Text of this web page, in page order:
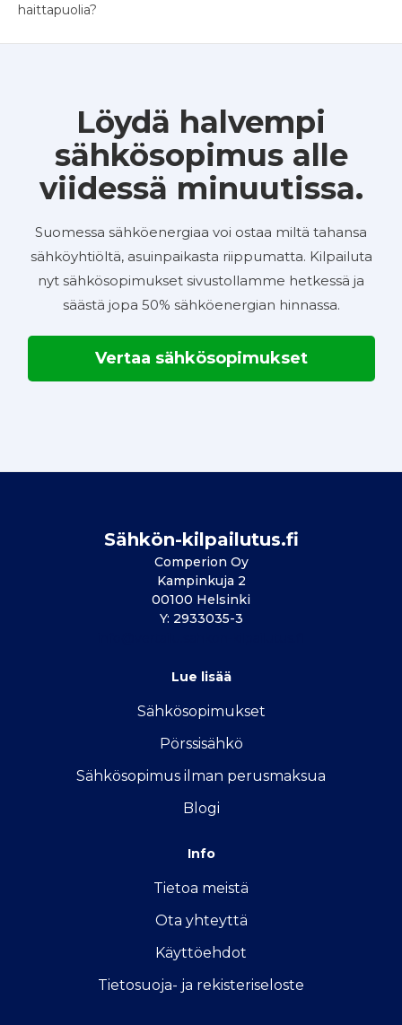
haittapuolia?
Löydä halvempi
sähkösopimus alle
viidessä minuutissa.
Suomessa sähköenergiaa voi ostaa miltä tahansa
sähköyhtiöltä, asuinpaikasta riippumatta. Kilpailuta
nyt sähkösopimukset sivustollamme hetkessä ja
säästä jopa 50% sähköenergian hinnassa.
Vertaa sähkösopimukset
Sähkön-kilpailutus.fi
Comperion Oy
Kampinkuja 2
00100 Helsinki
Y: 2933035-3
Lue lisää
Sähkösopimukset
Pörssisähkö
Sähkösopimus ilman perusmaksua
Blogi
Info
Tietoa meistä
Ota yhteyttä
Käyttöehdot
Tietosuoja- ja rekisteriseloste